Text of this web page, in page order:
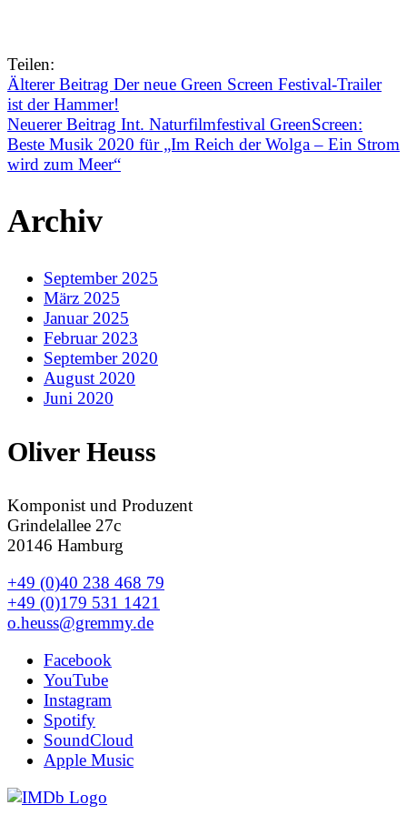
Teilen:
Älterer Beitrag Der neue Green Screen Festival-Trailer
ist der Hammer!
Neuerer Beitrag Int. Naturfilmfestival GreenScreen:
Beste Musik 2020 für „Im Reich der Wolga – Ein Strom
wird zum Meer“
Archiv
September 2025
März 2025
Januar 2025
Februar 2023
September 2020
August 2020
Juni 2020
Oliver Heuss
Komponist und Produzent
Grindelallee 27c
20146 Hamburg
+49 (0)40 238 468 79
+49 (0)179 531 1421
o.heuss@gremmy.de
Facebook
YouTube
Instagram
Spotify
SoundCloud
Apple Music